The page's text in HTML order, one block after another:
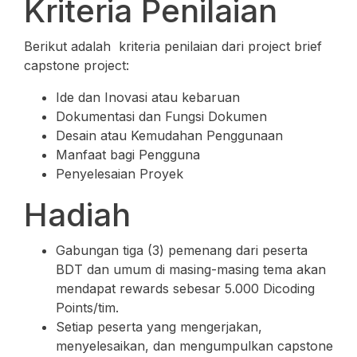
Kriteria Penilaian
Berikut adalah kriteria penilaian dari project brief
capstone project:
Ide dan Inovasi atau kebaruan
Dokumentasi dan Fungsi Dokumen
Desain atau Kemudahan Penggunaan
Manfaat bagi Pengguna
Penyelesaian Proyek
Hadiah
Gabungan tiga (3) pemenang dari peserta
BDT dan umum di masing-masing tema akan
mendapat rewards sebesar 5.000 Dicoding
Points/tim.
Setiap peserta yang mengerjakan,
menyelesaikan, dan mengumpulkan capstone